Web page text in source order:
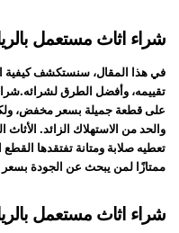
شراء اثاث مستعمل
في هذا المقال، سنستكشف كيفية
تقييمه، وأفضل الطرق
على قطعة جميلة بسعر مخفض،
والحد من الاستهلاك الزائد.
تعطيه صلابة ومتانة تفتقدها
ممتازًا لمن يبحث عن الجودة
شراء اثاث مستعمل